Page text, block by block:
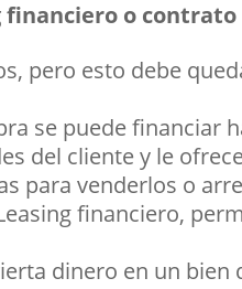
financiero o
pero esto debe
se puede financiar
del cliente y le
para venderlos o
financiero,
dinero en un bien